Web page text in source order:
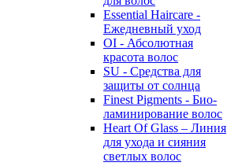
Essential Haircare -
Eжедневный уход
OI - Абсолютная
красота волос
SU - Средства для
защиты от солнца
Finest Pigments - Био-
ламинирование волос
Heart Of Glass – Линия
для ухода и сияния
светлых волос